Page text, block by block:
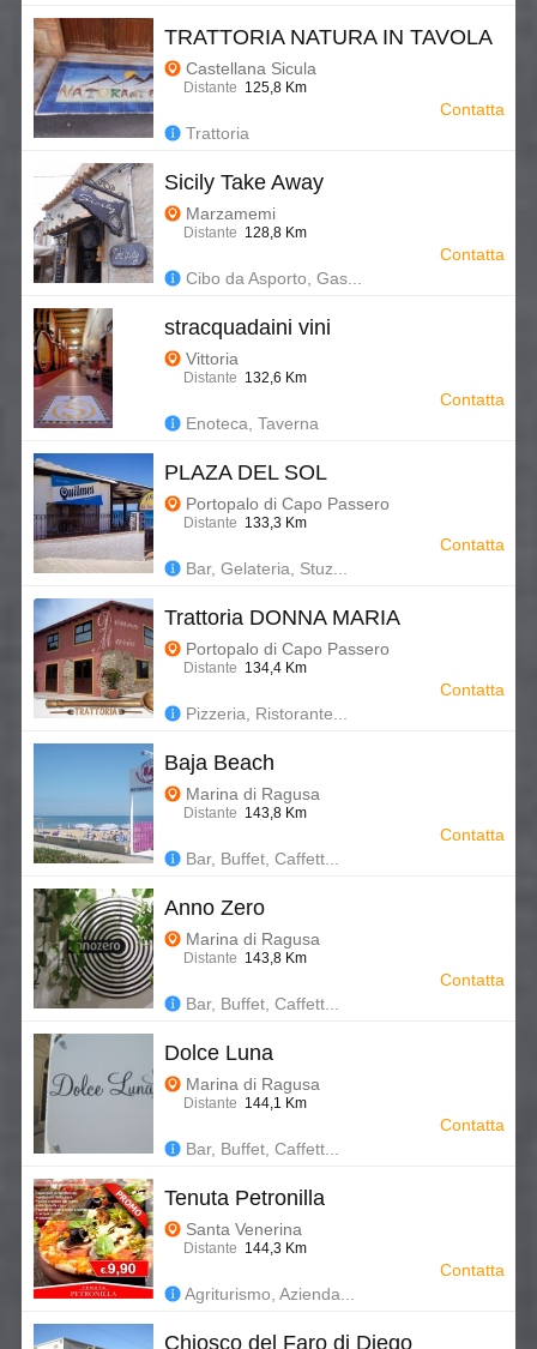
TRATTORIA NATURA IN TAVOLA
Castellana Sicula
Distante 125,8 Km
Trattoria
Contatta
Sicily Take Away
Marzamemi
Distante 128,8 Km
Cibo da Asporto, Gas...
Contatta
stracquadaini vini
Vittoria
Distante 132,6 Km
Enoteca, Taverna
Contatta
PLAZA DEL SOL
Portopalo di Capo Passero
Distante 133,3 Km
Bar, Gelateria, Stuz...
Contatta
Trattoria DONNA MARIA
Portopalo di Capo Passero
Distante 134,4 Km
Pizzeria, Ristorante...
Contatta
Baja Beach
Marina di Ragusa
Distante 143,8 Km
Bar, Buffet, Caffett...
Contatta
Anno Zero
Marina di Ragusa
Distante 143,8 Km
Bar, Buffet, Caffett...
Contatta
Dolce Luna
Marina di Ragusa
Distante 144,1 Km
Bar, Buffet, Caffett...
Contatta
Tenuta Petronilla
Santa Venerina
Distante 144,3 Km
Agriturismo, Azienda...
Contatta
Chiosco del Faro di Diego